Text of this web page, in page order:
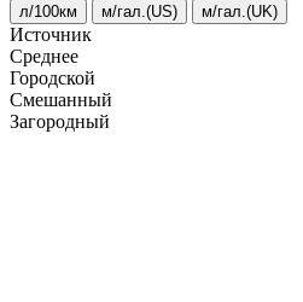
л/100км м/гал.(US) м/гал.(UK)
Источник
Среднее
Городской
Смешанный
Загородный